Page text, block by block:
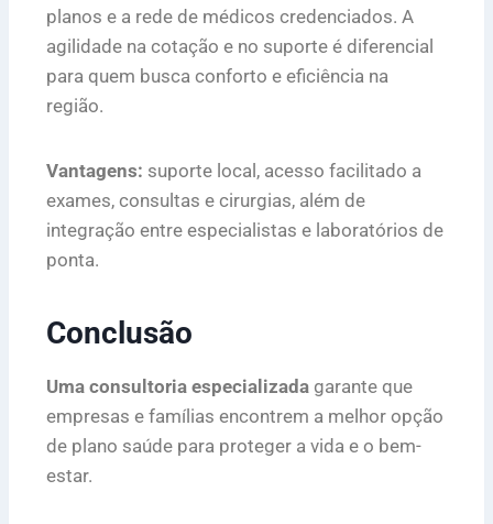
planos e a rede de médicos credenciados. A
agilidade na cotação e no suporte é diferencial
para quem busca conforto e eficiência na
região.
Vantagens: suporte local, acesso facilitado a
exames, consultas e cirurgias, além de
integração entre especialistas e laboratórios de
ponta.
Conclusão
Uma consultoria especializada garante que
empresas e famílias encontrem a melhor opção
de plano saúde para proteger a vida e o bem-
estar.